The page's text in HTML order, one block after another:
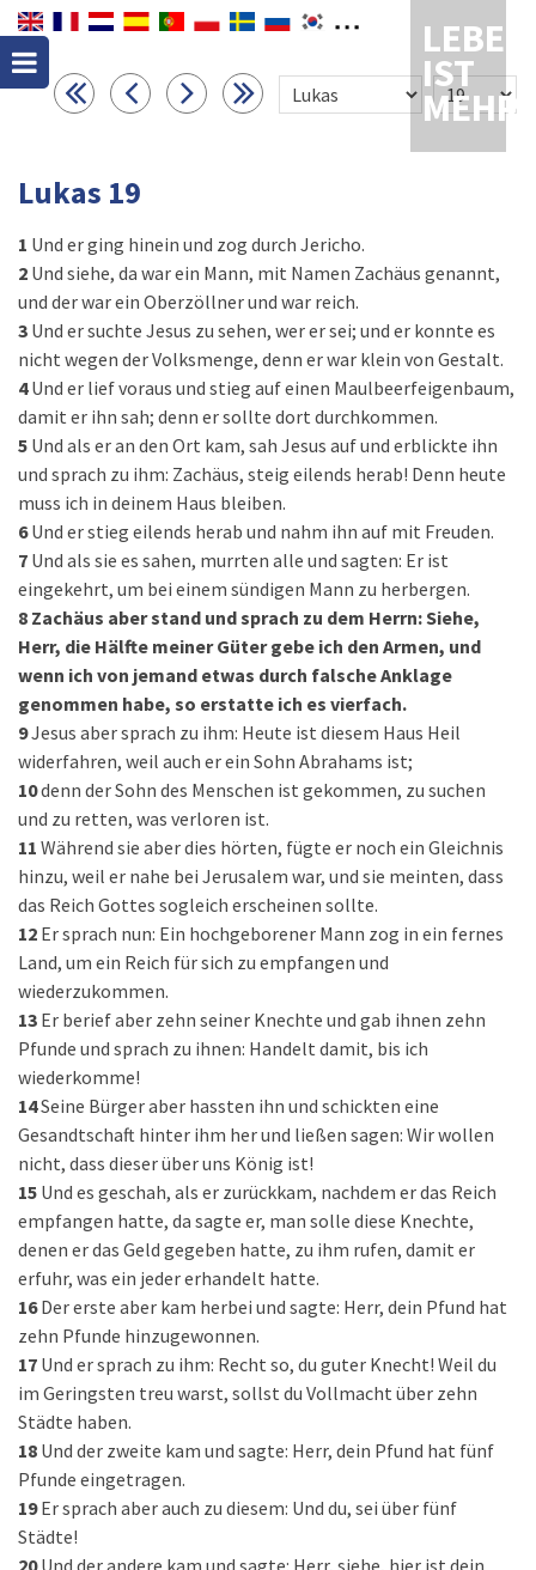
LEBEN
IST
MEHR
Lukas 19
1 Und er ging hinein und zog durch Jericho.
2 Und siehe, da war ein Mann, mit Namen Zachäus genannt,
und der war ein Oberzöllner und war reich.
3 Und er suchte Jesus zu sehen, wer er sei; und er konnte es
nicht wegen der Volksmenge, denn er war klein von Gestalt.
4 Und er lief voraus und stieg auf einen Maulbeerfeigenbaum,
damit er ihn sah; denn er sollte dort durchkommen.
5 Und als er an den Ort kam, sah Jesus auf und erblickte ihn
und sprach zu ihm: Zachäus, steig eilends herab! Denn heute
muss ich in deinem Haus bleiben.
6 Und er stieg eilends herab und nahm ihn auf mit Freuden.
7 Und als sie es sahen, murrten alle und sagten: Er ist
eingekehrt, um bei einem sündigen Mann zu herbergen.
8 Zachäus aber stand und sprach zu dem Herrn: Siehe,
Herr, die Hälfte meiner Güter gebe ich den Armen, und
wenn ich von jemand etwas durch falsche Anklage
genommen habe, so erstatte ich es vierfach.
9Jesus aber sprach zu ihm: Heute ist diesem Haus Heil
widerfahren, weil auch er ein Sohn Abrahams ist;
10denn der Sohn des Menschen ist gekommen, zu suchen
und zu retten, was verloren ist.
11 Während sie aber dies hörten, fügte er noch ein Gleichnis
hinzu, weil er nahe bei Jerusalem war, und sie meinten, dass
das Reich Gottes sogleich erscheinen sollte.
12 Er sprach nun: Ein hochgeborener Mann zog in ein fernes
Land, um ein Reich für sich zu empfangen und
wiederzukommen.
13 Er berief aber zehn seiner Knechte und gab ihnen zehn
Pfunde und sprach zu ihnen: Handelt damit, bis ich
wiederkomme!
14Seine Bürger aber hassten ihn und schickten eine
Gesandtschaft hinter ihm her und ließen sagen: Wir wollen
nicht, dass dieser über uns König ist!
15 Und es geschah, als er zurückkam, nachdem er das Reich
empfangen hatte, da sagte er, man solle diese Knechte,
denen er das Geld gegeben hatte, zu ihm rufen, damit er
erfuhr, was ein jeder erhandelt hatte.
16 Der erste aber kam herbei und sagte: Herr, dein Pfund hat
zehn Pfunde hinzugewonnen.
17 Und er sprach zu ihm: Recht so, du guter Knecht! Weil du
im Geringsten treu warst, sollst du Vollmacht über zehn
Städte haben.
18 Und der zweite kam und sagte: Herr, dein Pfund hat fünf
Pfunde eingetragen.
19 Er sprach aber auch zu diesem: Und du, sei über fünf
Städte!
20 Und der andere kam und sagte: Herr, siehe, hier ist dein